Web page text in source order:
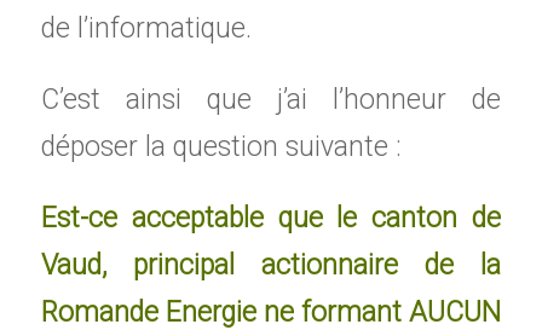
de l’informatique.
C’est ainsi que j’ai l’honneur de
déposer la question suivante :
Est-ce acceptable que le canton de
Vaud, principal actionnaire de la
Romande Energie ne formant AUCUN